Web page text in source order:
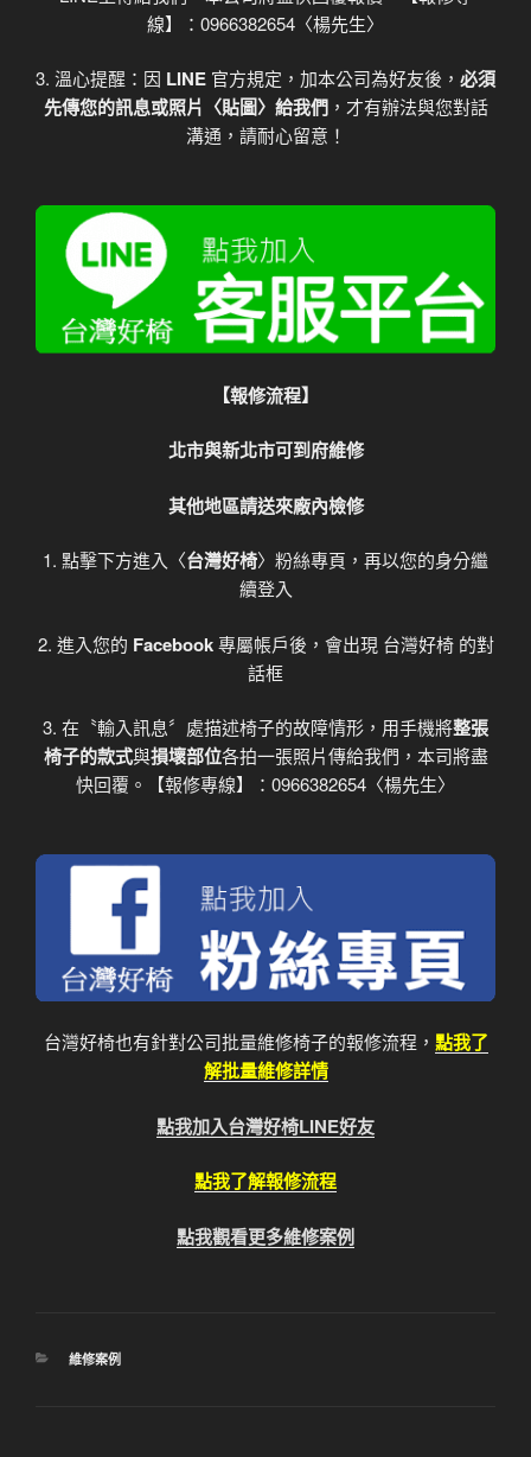
線】：0966382654〈楊先生〉
3. 溫心提醒：因 LINE 官方規定，加本公司為好友後， 必須
先傳您的訊息或照片〈貼圖〉給我們，才有辦法與您對話
溝通，請耐心留意！
【報修流程】
北市與新北市可到府維修
其他地區請送來廠內檢修
1. 點擊下方進入〈台灣好椅〉粉絲專頁，再以您的身分繼
續登入
2. 進入您的 Facebook專屬帳戶後，會出現 台灣好椅 的對
話框
3. 在〝輸入訊息〞處描述椅子的故障情形，用手機將整張
椅子的款式與損壞部位各拍一張照片傳給我們，本司將盡
快回覆。【報修專線】：0966382654〈楊先生〉
台灣好椅也有針對公司批量維修椅子的報修流程， 點我了
解批量維修詳情
點我加入台灣好椅LINE好友
點我了解報修流程
點我觀看更多維修案例
分
維修案例